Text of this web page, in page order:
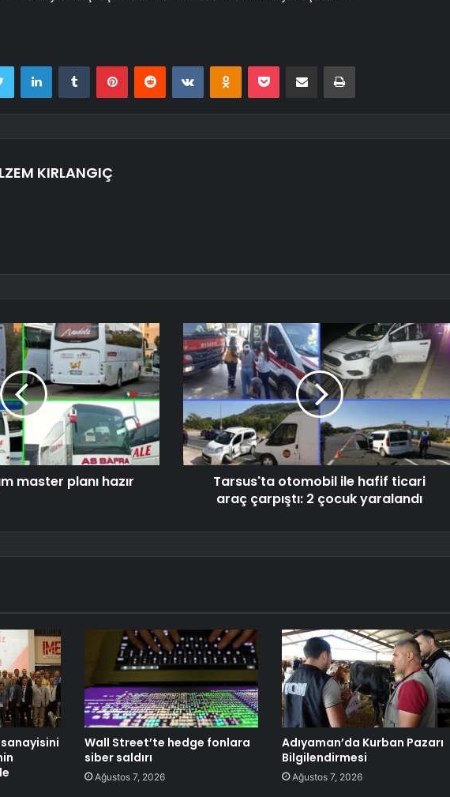
Twitter LinkedInTumblr PinterestReddit VKontakteOdnoklassniki
Pocket E-Posta ile paylaş Yazdır
KIRLANGIÇ
master planı hazır
Tarsus'ta otomobil ile hafif ticari
araç çarpıştı: 2 çocuk yaralandı
sanayisini
Wall Street’te hedge fonlara
siber saldırı
Ağustos 7, 2026
Adıyaman’da Kurban Pazarı
Bilgilendirmesi
Ağustos 7, 2026